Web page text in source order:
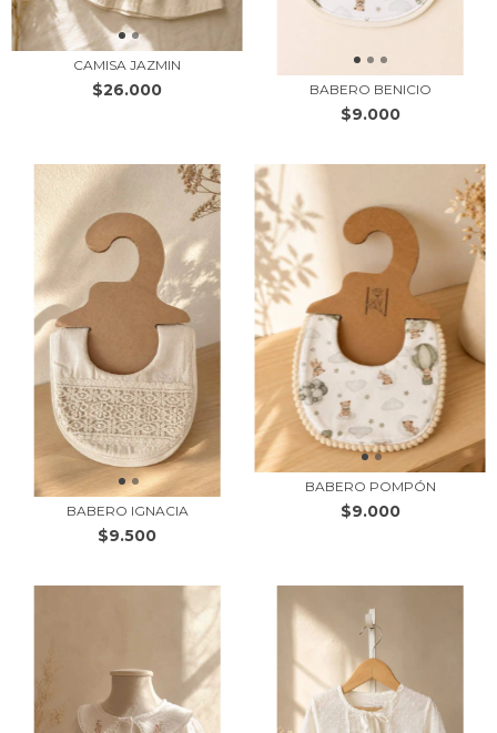
CAMISA JAZMIN
$26.000 BABERO BENICIO
$9.000
BABERO IGNACIA
$9.500
BABERO POMPÓN
$9.000